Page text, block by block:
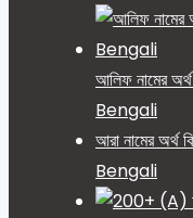
আলিফ নামের
Bengali
আরা নামের
Bengali